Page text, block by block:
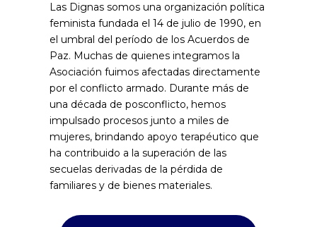
Las Dignas somos una organización política
feminista fundada el 14 de julio de 1990, en
el umbral del período de los Acuerdos de
Paz. Muchas de quienes integramos la
Asociación fuimos afectadas directamente
por el conflicto armado. Durante más de
una década de posconflicto, hemos
impulsado procesos junto a miles de
mujeres, brindando apoyo terapéutico que
ha contribuido a la superación de las
secuelas derivadas de la pérdida de
familiares y de bienes materiales.